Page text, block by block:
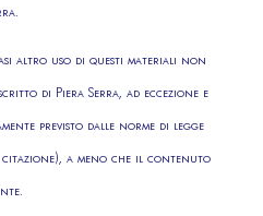
altro uso di questi materiali non
di Piera Serra, ad eccezione e
previsto dalle norme di legge
a meno che il contenuto